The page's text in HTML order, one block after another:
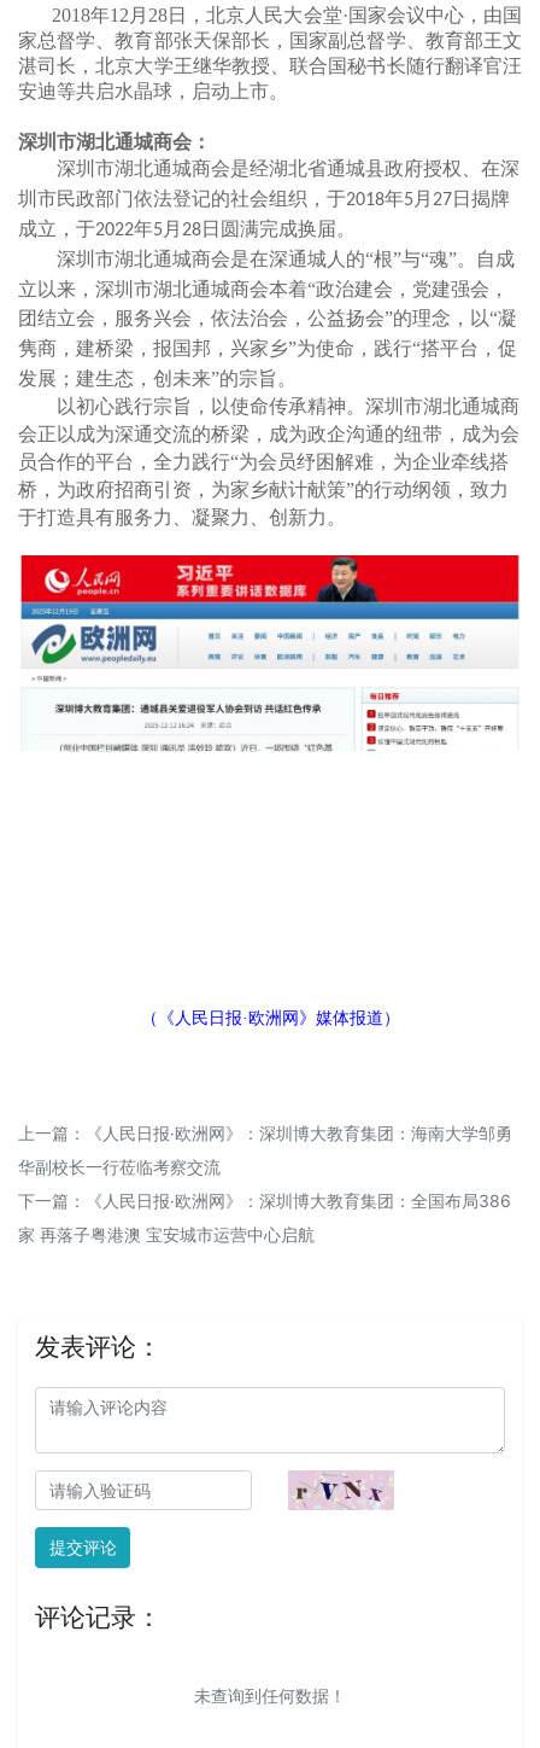
2018年12月28日，北京人民大会堂·国家会议中心，由国
家总督学、教育部张天保部长，国家副总督学、教育部王文
湛司长，北京大学王继华教授、联合国秘书长随行翻译官汪
安迪等共启水晶球，启动上市。
深圳市湖北通城商会：
深圳市湖北通城商会是经湖北省通城县政府授权、在深
圳市民政部门依法登记的社会组织，于2018年5 月 27日揭牌
成立，于2022年5 月 28日圆满完成换届。
深圳市湖北通城商会是在深通城人的“根”与“魂”。自成
立以来，深圳市湖北通城商会本着“政治建会，党建强会，
团结立会，服务兴会，依法治会，公益扬会”的理念， 以“凝
隽商，建桥梁，报国邦，兴家乡”为使命， 践行“搭平台，促
发展；建生态，创未来”的宗旨。
以初心践行宗旨 ， 以使命传承精神。深圳市湖北通城商
会正以 成为深通交流的桥梁，成为政企沟通的纽带，成为会
员合作的平台 ，全力践行“为会员纾困解难，为企业牵线搭
桥，为政府招商引资，为家乡献计献策”的行动纲领，致力
于打造具有服务力、凝聚力、创新力 。
（《人民日报·欧洲网》媒体报道）
上一篇：
《人民日报·欧洲网》：深圳博大教育集团：海南大学邹勇
华副校长一行莅临考察交流
下一篇：
《人民日报·欧洲网》：深圳博大教育集团：全国布局386
家 再落子粤港澳 宝安城市运营中心启航
发表评论：
提交评论
评论记录：
未查询到任何数据！